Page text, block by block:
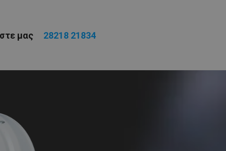
μας 28218 21834